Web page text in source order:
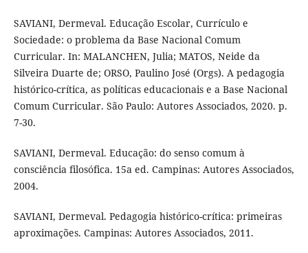
SAVIANI, Dermeval. Educação Escolar, Currículo e
Sociedade: o problema da Base Nacional Comum
Curricular. In: MALANCHEN, Julia; MATOS, Neide da
Silveira Duarte de; ORSO, Paulino José (Orgs). A pedagogia
histórico-crítica, as políticas educacionais e a Base Nacional
Comum Curricular. São Paulo: Autores Associados, 2020. p.
7-30.
SAVIANI, Dermeval. Educação: do senso comum à
consciência filosófica. 15a ed. Campinas: Autores Associados,
2004.
SAVIANI, Dermeval. Pedagogia histórico-crítica: primeiras
aproximações. Campinas: Autores Associados, 2011.